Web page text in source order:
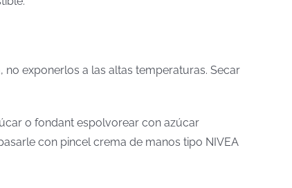
no exponerlos a las altas temperaturas. Secar
o fondant espolvorear con azúcar
con pincel crema de manos tipo NIVEA